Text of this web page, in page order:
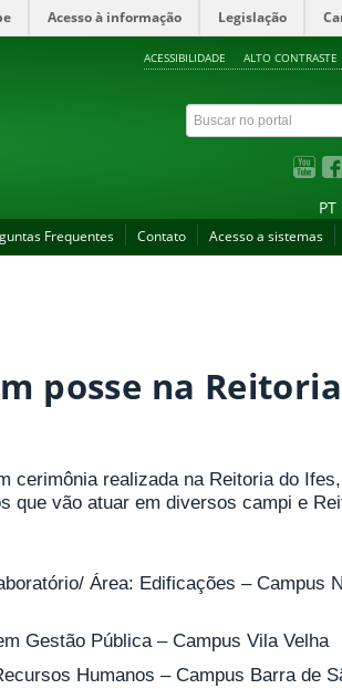
Acesso à informação Legislação
ACESSIBILIDADE ALTO CONTRASTE
PT
Frequentes Contato Acesso a sistemas
posse na
cerimônia realizada na Reitoria do
que vão atuar em diversos campi e
Área: Edificações – Campus
Gestão Pública – Campus Vila Velha
Humanos – Campus Barra de